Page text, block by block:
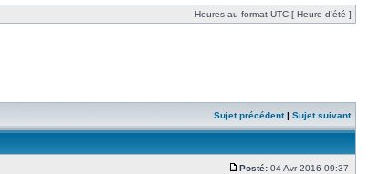
Heures au format UTC [ Heure d’été ]
Sujet précédent| Sujet suivant
Posté: 04 Avr 2016 09:37